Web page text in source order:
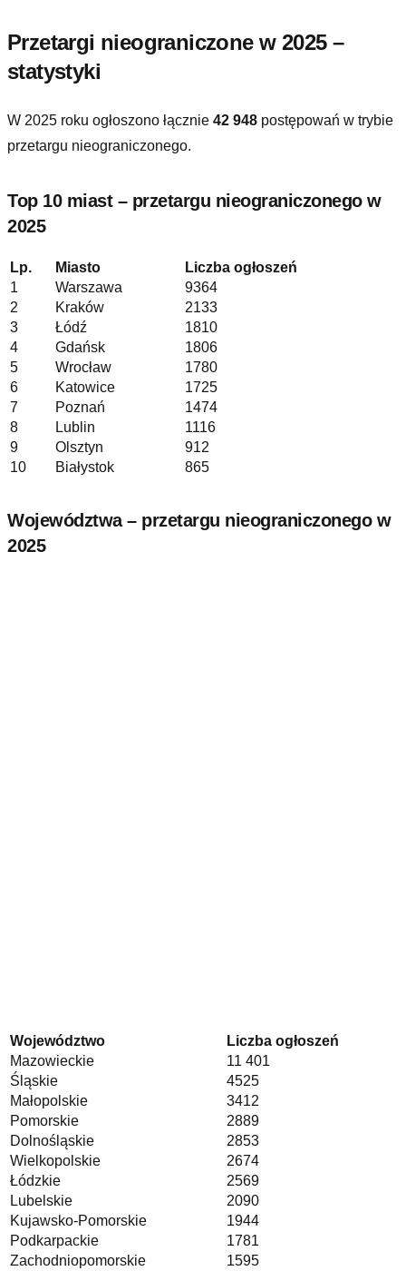
Przetargi nieograniczone w 2025 –
statystyki
W 2025 roku ogłoszono łącznie 42 948 postępowań w trybie
przetargu nieograniczonego.
Top 10 miast – przetargu nieograniczonegow
2025
Lp. Miasto
Liczba ogłoszeń
1
Warszawa
9364
2
Kraków
2133
3
Łódź
1810
4
Gdańsk
1806
5
Wrocław
1780
6
Katowice
1725
7
Poznań
1474
8
Lublin
1116
9
Olsztyn
912
10
Białystok 865
Województwa – przetargu nieograniczonegow
2025
Województwo
Liczba ogłoszeń
Mazowieckie
11 401
Śląskie
4525
Małopolskie
3412
Pomorskie
2889
Dolnośląskie
2853
Wielkopolskie
2674
Łódzkie
2569
Lubelskie
2090
Kujawsko-Pomorskie
1944
Podkarpackie
1781
Zachodniopomorskie
1595